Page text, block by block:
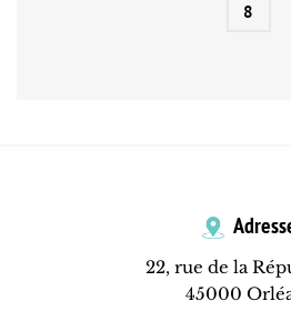
8
22, rue de la
45000